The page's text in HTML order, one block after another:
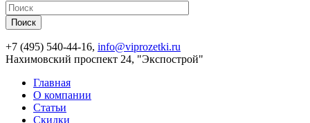
+7 (495) 540-44-16, info@viprozetki.ru
Нахимовский проспект 24, "Экспострой"
Главная
О компании
Статьи
Скидки